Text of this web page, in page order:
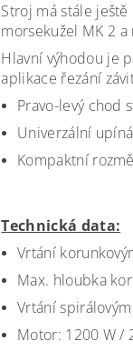
Stroj má stále
morsekužel MK 2
Hlavní výhodou je
aplikace řezání
Pravo-levý chod
Univerzální
Kompaktní
Technická data:
Vrtání
Max. hloubka
Vrtání
Motor: 1200 W /